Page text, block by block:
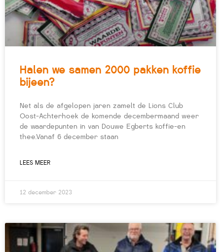
Halen we samen 2000 pakken koffie
bijeen?
Net als de afgelopen jaren zamelt de Lions Club
Oost-Achterhoek de komende decembermaand weer
de waardepunten in van Douwe Egberts koffie-en
thee.Vanaf 6 december staan
LEES MEER
12 december 2023